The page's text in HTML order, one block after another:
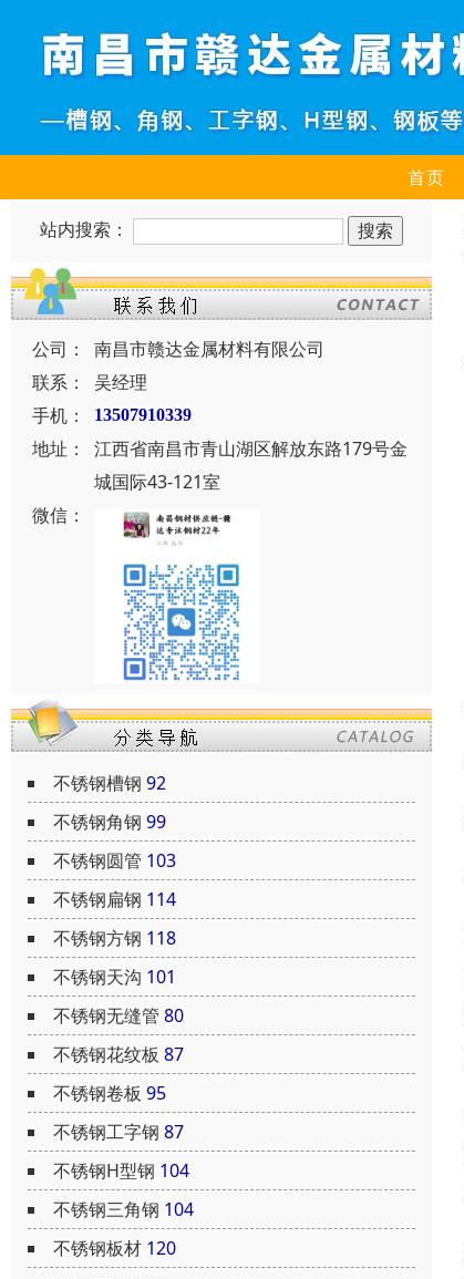
首页
站内搜索：
公司：
南昌市赣达金属材料有限公司
联系：
吴经理
手机：
13507910339
地址：
江西省南昌市青山湖区解放东路179号金
城国际43-121室
微信：
不锈钢槽钢 92
不锈钢角钢 99
不锈钢圆管 103
不锈钢扁钢 114
不锈钢方钢 118
不锈钢天沟 101
不锈钢无缝管 80
不锈钢花纹板 87
不锈钢卷板 95
不锈钢工字钢 87
不锈钢H型钢 104
不锈钢三角钢 104
不锈钢板材 120